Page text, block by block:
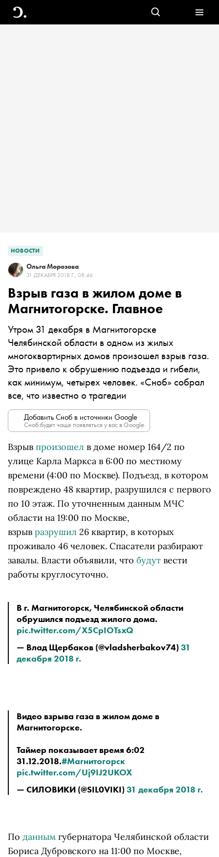
НОВОСТИ
Ольга Морозова
31 ДЕКАБРЯ 2018 Г., 08:46
Взрыв газа в жилом доме в
Магнитогорске. Главное
Утром 31 декабря в Магнитогорске
Челябинской области в одном из жилых
многоквартирных домов произошел взрыв газа.
Это привело к обрушению подъезда и гибели,
как минимум, четырех человек. «Сноб» собрал
все, что известно о трагедии
Добавить Сноб в источники Google
Сноб будет чаще появляться у вас в Google.
Взрыв произошел в доме номер 164/2 по
улице Карла Маркса в 6:00 по местному
времени (4:00 по Москве). Подъезд, в котором
повреждено 48 квартир, разрушился с первого
по 10 этаж. По уточненным данным МЧС
области на 19:00 по Москве,
взрыв разрушил 26 квартир, в которых
проживало 46 человек. Спасатели разбирают
завалы. Власти объявили, что будут вести
работы круглосуточно.
В г. Магнитогорск, Челябинской области
pic.twitter.com/X5CpIOTsxQ
— Влад Щербаков (@vladsherbakov74) 31
декабря 2018 г.
Видео взрыва газа в жилом доме в
Магнитогорске.
Таймер показывает время 6:02
31.12.2018.#Магнитогорск
pic.twitter.com/Uj9IJ2UKOX
— СИЛОВИКИ (@SIL0VIKI) 31 декабря 2018 г.
По данным губернатора Челябинской области
Бориса Дубровского на 11:00 по Москве,